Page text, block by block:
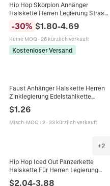
Hip Hop Skorpion Anhänger
Halskette Herren Legierung Strass
Panzerkette Personalisiert Punk
Streetwear Schmuck Gold Silber
Halsketten
-30% $1.80-4.69
Keine MOQ · 26 kürzlich verkauft
Kostenloser Versand
Faust Anhänger Halskette Herren
Zinklegierung Edelstahlkette
Fitness Hip Hop Retro Stil
Schmuck Zubehör
$1.26
Misch-MOQ : 2· 33 kürzlich verkauft
+2
Hip Hop Iced Out Panzerkette
Halskette Für Herren Legierung
$2.04-3.88